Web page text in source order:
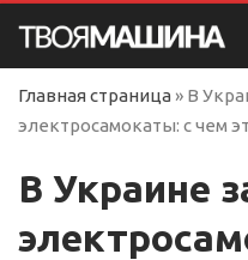
Главная страница » В
электросамокаты: с чем
В Украине